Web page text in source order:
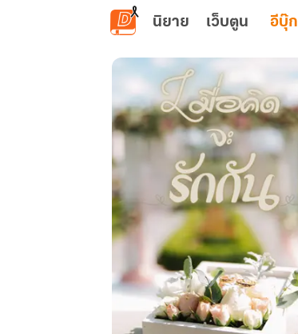
ข้ามไปยังเนื้อหาหลัก
นิยาย เว็บตูน อีบุ๊ก